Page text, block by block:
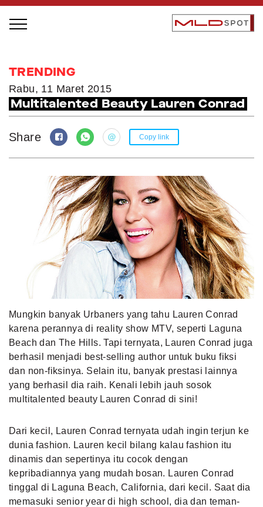
LOCAL GREATNESS
INSPIRING PEOPLE
INSPIRING PLACES
INSPIRING COMMUNITIES
TRENDING
EVENTS
MLDPODCAST
MLDPOINTS
SEARCH
TRENDING
Rabu, 11 Maret 2015
Multitalented Beauty Lauren Conrad
Share Copy link
Mungkin banyak Urbaners yang tahu Lauren Conrad
karena perannya di reality show MTV, seperti Laguna
Beach dan The Hills. Tapi ternyata, Lauren Conrad juga
berhasil menjadi best-selling author untuk buku fiksi
dan non-fiksinya. Selain itu, banyak prestasi lainnya
yang berhasil dia raih. Kenali lebih jauh sosok
multitalented beauty Lauren Conrad di sini!
Dari kecil, Lauren Conrad ternyata udah ingin terjun ke
dunia fashion. Lauren kecil bilang kalau fashion itu
dinamis dan sepertinya itu cocok dengan
kepribadiannya yang mudah bosan. Lauren Conrad
tinggal di Laguna Beach, California, dari kecil. Saat dia
memasuki senior year di high school, dia dan teman-